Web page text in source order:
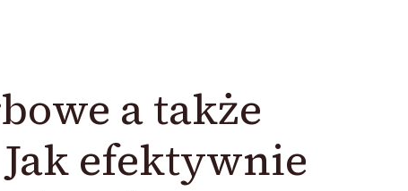
a także
efektywnie